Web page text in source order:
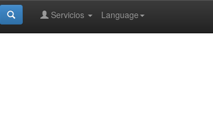
Language
Servicios